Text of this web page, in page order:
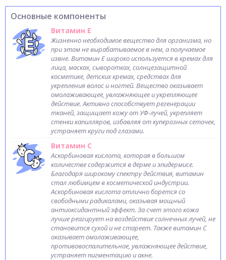
Основные компоненты
Витамин Е
Жизненно необходимое вещество для организма, но
при этом не вырабатываемое в нем, а получаемое
извне. Витамин Е широко используется в кремах для
лица, масках, сыворотках, солнцезащитной
косметике, детских кремах, средствах для
укрепления волос и ногтей. Вещество оказывает
омолаживающее, увлажняющее и укрепляющее
действие. Активно способствует регенерации
тканей, защищает кожу от УФ-лучей, укрепляет
стенки капилляров, избавляя от куперозных сеточек,
устраняет круги под глазами.
Витамин С
Аскорбиновая кислота, которая в большом
количестве содержится в дерме и эпидермисе.
Благодаря широкому спектру действия, витамин
стал любимцем в косметической индустрии.
Аскорбиновая кислота отлично борется со
свободными радикалами, оказывая мощный
антиоксидантный эффект. За счет этого кожа
лучше реагирует на воздействие солнечных лучей, не
становится сухой и не стареет. Также витамин С
оказывает омолаживающее,
противовоспалительное, увлажняющее действие,
устраняет пигментацию и акне.